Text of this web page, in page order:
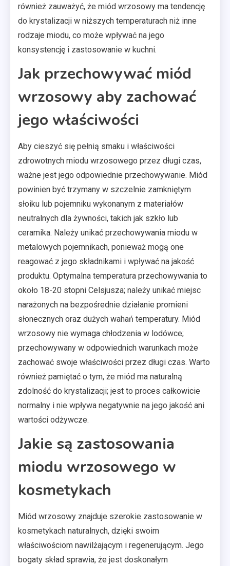
również zauważyć, że miód wrzosowy ma tendencję
do krystalizacji w niższych temperaturach niż inne
rodzaje miodu, co może wpływać na jego
konsystencję i zastosowanie w kuchni.
Jak przechowywać miód
wrzosowy aby zachować
jego właściwości
Aby cieszyć się pełnią smaku i właściwości
zdrowotnych miodu wrzosowego przez długi czas,
ważne jest jego odpowiednie przechowywanie. Miód
powinien być trzymany w szczelnie zamkniętym
słoiku lub pojemniku wykonanym z materiałów
neutralnych dla żywności, takich jak szkło lub
ceramika. Należy unikać przechowywania miodu w
metalowych pojemnikach, ponieważ mogą one
reagować z jego składnikami i wpływać na jakość
produktu. Optymalna temperatura przechowywania to
około 18-20 stopni Celsjusza; należy unikać miejsc
narażonych na bezpośrednie działanie promieni
słonecznych oraz dużych wahań temperatury. Miód
wrzosowy nie wymaga chłodzenia w lodówce;
przechowywany w odpowiednich warunkach może
zachować swoje właściwości przez długi czas. Warto
również pamiętać o tym, że miód ma naturalną
zdolność do krystalizacji; jest to proces całkowicie
normalny i nie wpływa negatywnie na jego jakość ani
wartości odżywcze.
Jakie są zastosowania
miodu wrzosowego w
kosmetykach
Miód wrzosowy znajduje szerokie zastosowanie w
kosmetykach naturalnych, dzięki swoim
właściwościom nawilżającym i regenerującym. Jego
bogaty skład sprawia, że jest doskonałym